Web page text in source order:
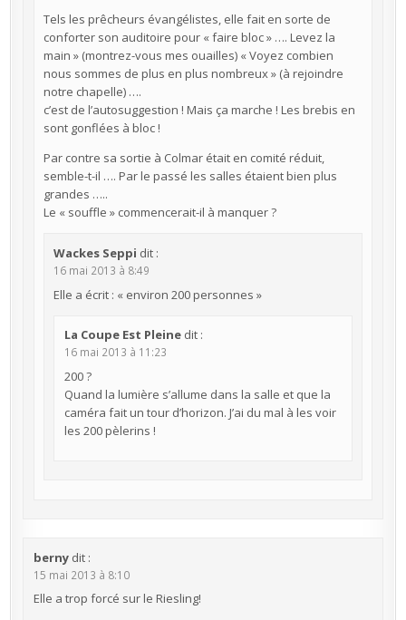
Tels les prêcheurs évangélistes, elle fait en sorte de
conforter son auditoire pour « faire bloc » …. Levez la
main » (montrez-vous mes ouailles) « Voyez combien
nous sommes de plus en plus nombreux » (à rejoindre
notre chapelle) ….
c’est de l’autosuggestion ! Mais ça marche ! Les brebis en
sont gonflées à bloc !
Par contre sa sortie à Colmar était en comité réduit,
semble-t-il …. Par le passé les salles étaient bien plus
grandes …..
Le « souffle » commencerait-il à manquer ?
Wackes Seppi dit :
16 mai 2013 à 8:49
Elle a écrit : « environ 200 personnes »
La Coupe Est Pleine dit :
16 mai 2013 à 11:23
200 ?
Quand la lumière s’allume dans la salle et que la
caméra fait un tour d’horizon. J’ai du mal à les voir
les 200 pèlerins !
berny dit :
15 mai 2013 à 8:10
Elle a trop forcé sur le Riesling!